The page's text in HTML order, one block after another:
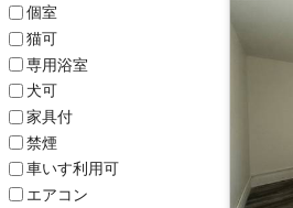
個室
猫可
専用浴室
犬可
家具付
禁煙
車いす利用可
エアコン